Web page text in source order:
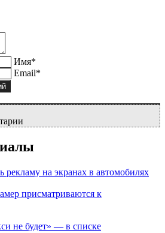
Имя*
Email*
рекламу на экранах в автомобилях
присматриваются к
не будет» — в списке